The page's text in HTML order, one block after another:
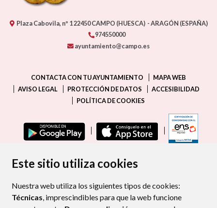
Este sitio utiliza cookies
Nuestra web utiliza los siguientes tipos de cookies:
Técnicas, imprescindibles para que la web funcione
Plaza Cabovila, nº 122450 CAMPO (HUESCA) - ARAGÓN (ESPAÑA)
974550000
ayuntamiento@campo.es
CONTACTA CON TU AYUNTAMIENTO
MAPA WEB
AVISO LEGAL
PROTECCIÓN DE DATOS
ACCESIBILIDAD
POLÍTICA DE COOKIES